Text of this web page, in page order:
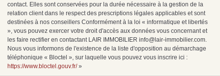
contact. Elles sont conservées pour la durée nécessaire à la gestion de la
relation client dans le respect des prescriptions légales applicables et sont
destinées à nos conseillers Conformément à la loi « informatique et libertés
», vous pouvez exercer votre droit d'accès aux données vous concernant et
les faire rectifier en contactant LAIR IMMOBILIER info@lair-immobilier.com.
Nous vous informons de l'existence de la liste d'opposition au démarchage
téléphonique « Bloctel », sur laquelle vous pouvez vous inscrire ici :
https://www.bloctel.gouv.fr/»